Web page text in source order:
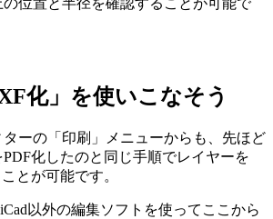
位置と半径を確認することが可能で
化」を使いこなそう
ーの「印刷」メニューからも、先ほど
化したのと同じ手順でレイヤーを
とが可能です。
以外の編集ソフトを使ってここから